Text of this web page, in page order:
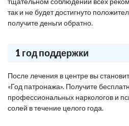
так и не будет достигнуто
получите деньги обратно.
1 год поддержки
После лечения в центре вы
«Год патронажа». Получите
профессиональных наркологов и
солей в течение целого года.